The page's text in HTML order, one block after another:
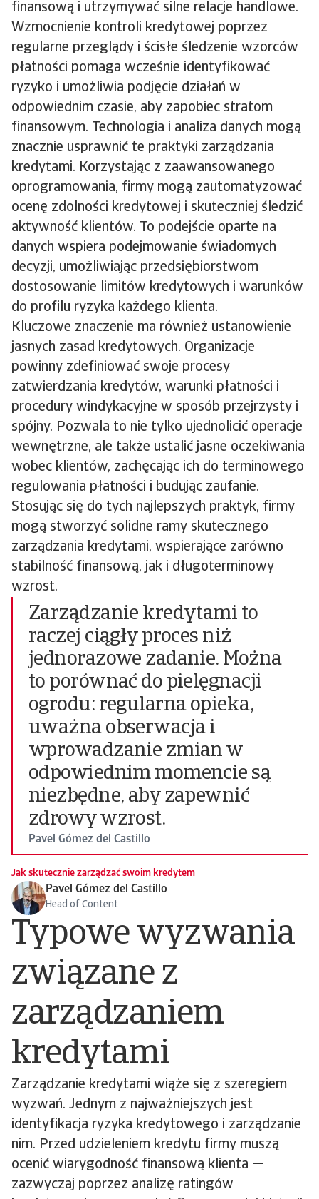
finansową i utrzymywać silne relacje handlowe.
Wzmocnienie kontroli kredytowej poprzez
regularne przeglądy i ścisłe śledzenie wzorców
płatności pomaga wcześnie identyfikować
ryzyko i umożliwia podjęcie działań w
odpowiednim czasie, aby zapobiec stratom
finansowym. Technologia i analiza danych mogą
znacznie usprawnić te praktyki zarządzania
kredytami. Korzystając z zaawansowanego
oprogramowania, firmy mogą zautomatyzować
ocenę zdolności kredytowej i skuteczniej śledzić
aktywność klientów. To podejście oparte na
danych wspiera podejmowanie świadomych
decyzji, umożliwiając przedsiębiorstwom
dostosowanie limitów kredytowych i warunków
do profilu ryzyka każdego klienta.
Kluczowe znaczenie ma również ustanowienie
jasnych zasad kredytowych. Organizacje
powinny zdefiniować swoje procesy
zatwierdzania kredytów, warunki płatności i
procedury windykacyjne w sposób przejrzysty i
spójny. Pozwala to nie tylko ujednolicić operacje
wewnętrzne, ale także ustalić jasne oczekiwania
wobec klientów, zachęcając ich do terminowego
regulowania płatności i budując zaufanie.
Stosując się do tych najlepszych praktyk, firmy
mogą stworzyć solidne ramy skutecznego
zarządzania kredytami, wspierające zarówno
stabilność finansową, jak i długoterminowy
wzrost.
Zarządzanie kredytami to
raczej ciągły proces niż
jednorazowe zadanie. Można
to porównać do pielęgnacji
ogrodu: regularna opieka,
uważna obserwacja i
wprowadzanie zmian w
odpowiednim momencie są
niezbędne, aby zapewnić
zdrowy wzrost.
Pavel Gómez del Castillo
Jak skutecznie zarządzać swoim kredytem
Pavel Gómez del Castillo
Head of Content
Typowe wyzwania
związane z
zarządzaniem
kredytami
Zarządzanie kredytami wiąże się z szeregiem
wyzwań. Jednym z najważniejszych jest
identyfikacja ryzyka kredytowego i zarządzanie
nim. Przed udzieleniem kredytu firmy muszą
ocenić wiarygodność finansową klienta —
zazwyczaj poprzez analizę ratingów